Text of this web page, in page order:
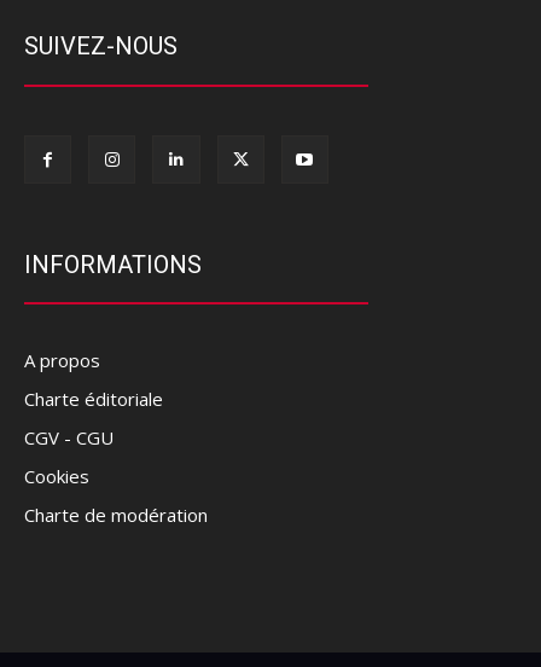
SUIVEZ-NOUS
INFORMATIONS
A propos
Charte éditoriale
CGV - CGU
Cookies
Charte de modération